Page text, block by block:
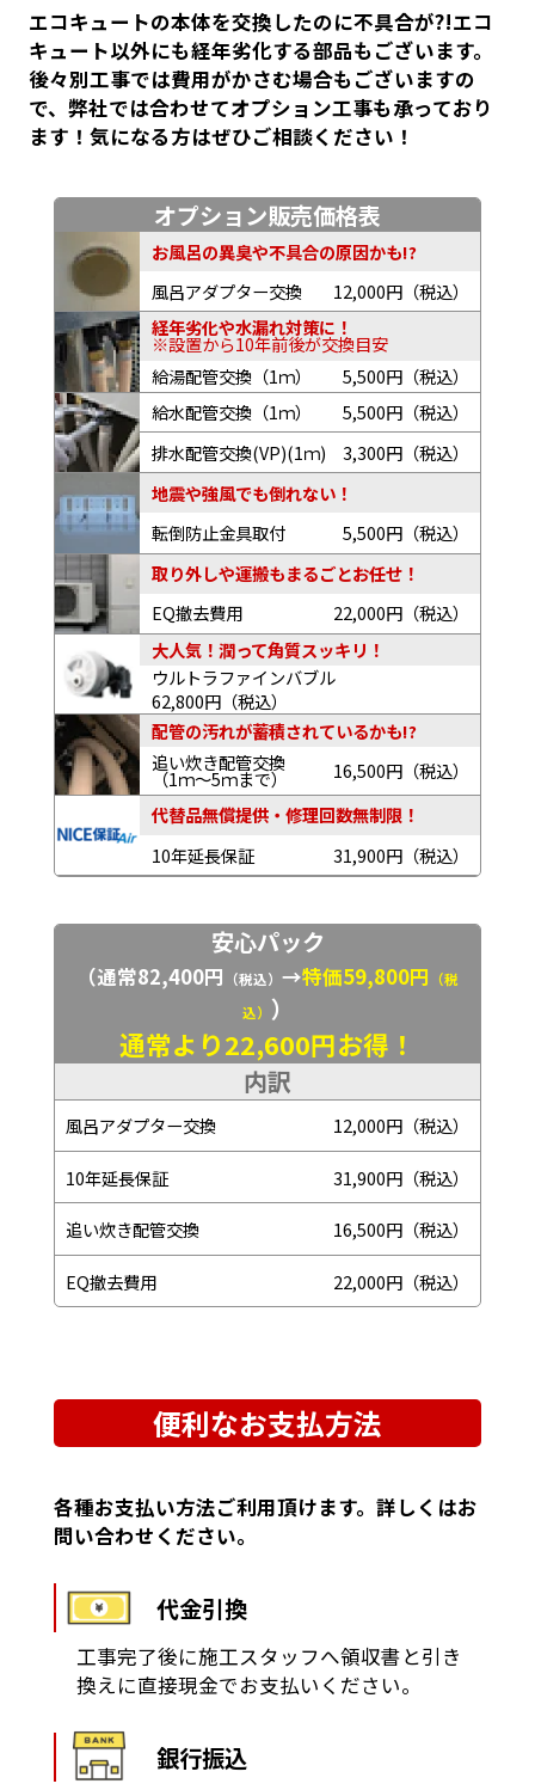
エコキュートの本体を交換したのに不具合が?!エコ
キュート以外にも経年劣化する部品もございます。
後々別工事では費用がかさむ場合もございますの
で、弊社では合わせてオプション工事も承っており
ます！気になる方はぜひご相談ください！
オプション販売価格表
お風呂の異臭や不具合の原因かも!?
風呂アダプター交換
12,000円（税込）
経年劣化や水漏れ対策に！
※設置から10年前後が交換目安
給湯配管交換（1ｍ）
5,500円（税込）
給水配管交換（1ｍ）
5,500円（税込）
排水配管交換(VP)(1ｍ)
3,300円（税込）
地震や強風でも倒れない！
転倒防止金具取付
5,500円（税込）
取り外しや運搬もまるごとお任せ！
EQ撤去費用
22,000円（税込）
大人気！潤って角質スッキリ！
ウルトラファインバブル
62,800円（税込）
配管の汚れが蓄積されているかも!?
追い炊き配管交換
（1ｍ～5ｍまで）
16,500円（税込）
代替品無償提供・修理回数無制限！
10年延長保証
31,900円（税込）
安心パック
（通常82,400円 （税込） →特価59,800円
（税
込） ）
通常より22,600円お得！
内訳
風呂アダプター交換 12,000円（税込）
10年延長保証 31,900円（税込）
追い炊き配管交換 16,500円（税込）
EQ撤去費用 22,000円（税込）
便利なお支払方法
各種お支払い方法ご利用頂けます。詳しくはお
問い合わせください。
代金引換
工事完了後に施工スタッフへ領収書と引き
換えに直接現金でお支払いください。
銀行振込